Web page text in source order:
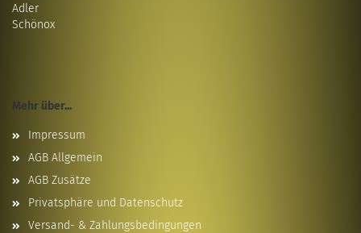
Adler
Schönox
Mehr über...
Impressum
AGB Allgemein
AGB Zusätze
Privatsphäre und Datenschutz
Versand- & Zahlungsbedingungen